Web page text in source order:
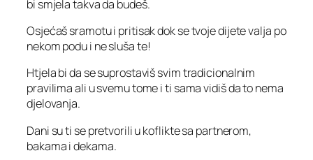
bi smjela takva da budeš.
Osjećaš sramotu i pritisak dok se tvoje dijete valja po
nekom podu i ne sluša te!
Htjela bi da se suprostaviš svim tradicionalnim
pravilima ali u svemu tome i ti sama vidiš da to nema
djelovanja.
Dani su ti se pretvorili u koflikte sa partnerom,
bakama i dekama.